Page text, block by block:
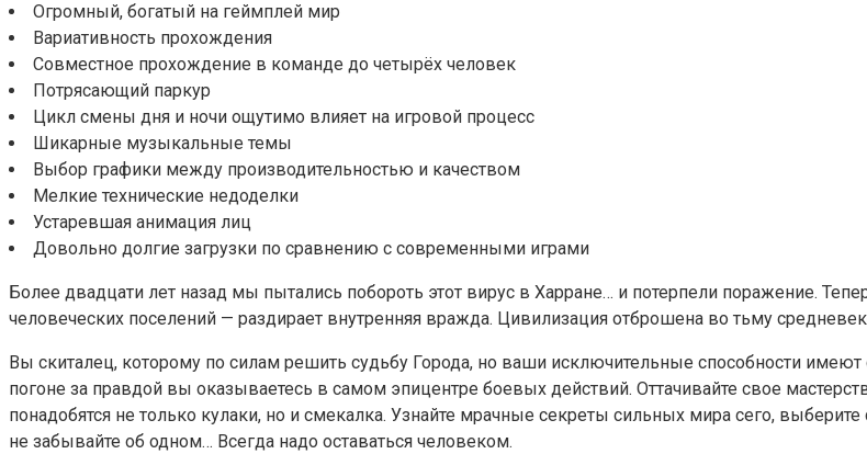
Огромный, богатый на геймплей мир
Вариативность прохождения
Совместное прохождение в команде до четырёх человек
Потрясающий паркур
Цикл смены дня и ночи ощутимо влияет на игровой процесс
Шикарные музыкальные темы
Выбор графики между производительностью и качеством
Мелкие технические недоделки
Устаревшая анимация лиц
Довольно долгие загрузки по сравнению с современными играми
Более двадцати лет назад мы пытались побороть этот вирус в Харране… и потерпели поражение.
человеческих поселений — раздирает внутренняя вражда. Цивилизация отброшена во тьму
Вы скиталец, которому по силам решить судьбу Города, но ваши исключительные способности
погоне за правдой вы оказываетесь в самом эпицентре боевых действий. Оттачивайте свое
понадобятся не только кулаки, но и смекалка. Узнайте мрачные секреты сильных мира сего,
не забывайте об одном… Всегда надо оставаться человеком.